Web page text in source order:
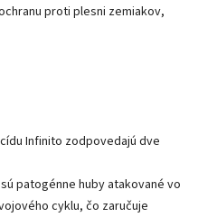
proti plesni zemiakov,
Infinito zodpovedajú dve
patogénne huby atakované vo
cyklu, čo zaručuje